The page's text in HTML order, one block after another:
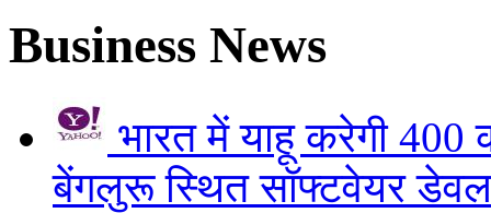
Business News
भारत में याहू करेगी 400
बेंगलुरू स्थित सॉफ्टवेयर